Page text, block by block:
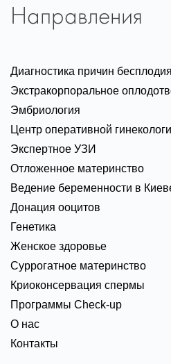
Направления
Диагностика причин
Экстракорпоральное
Эмбриология
Центр оперативной
Экспертное УЗИ
Отложенное материнство
Ведение беременности в
Донация ооцитов
Генетика
Женское здоровье
Суррогатное материнство
Криоконсервация спермы
Программы Check-up
О нас
Контакты